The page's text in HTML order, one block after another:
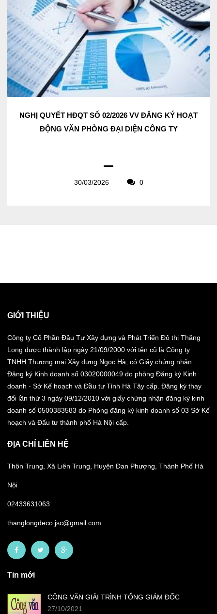
NGHỊ QUYẾT HĐQT SỐ 02/2026 VV ĐĂNG KÝ HOẠT
ĐỘNG VĂN PHÒNG ĐẠI DIỆN CÔNG TY
30/03/2026 0
GIỚI THIỆU
Công ty Cổ Phần Đầu Tư Xây dựng và Phát Triển Đô thị Thăng
Long được thành lập ngày 21/09/2000 với tên cũ là Công ty
TNHH Thương mại Xây dựng Ngọc Hà, có Giấy chứng nhận
Đăng ký Kinh doanh số 03020000049 do phòng Đăng ký Kinh
doanh - Sở Kế hoạch và Đầu tư Tỉnh Hà Tây cấp. Đăng ký thay
đổi lần thứ 3 ngày 09/12/2010 với giấy chứng nhận đăng ký kinh
doanh số 0500383583 do Phòng đăng ký kinh doanh số 03 Sở Kế
hoạch và Đấu tư thành phố Hà Nội cấp.
ĐỊA CHỈ LIÊN HỆ
Thôn Trung, Xã Liên Trung, Huyện Đan Phượng, Thành Phố Hà
Nội
02433631063
thanglongdeco.jsc@gmail.com
Tin mới
CÔNG VĂN GIẢI TRÌNH TỔNG GIÁM ĐỐC
27/10/2021